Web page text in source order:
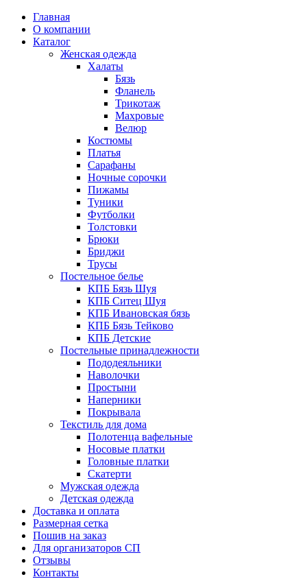
Главная
О компании
Каталог
Женская одежда
Халаты
Бязь
Фланель
Трикотаж
Махровые
Велюр
Костюмы
Платья
Сарафаны
Ночные сорочки
Пижамы
Туники
Футболки
Толстовки
Брюки
Бриджи
Трусы
Постельное белье
КПБ Бязь Шуя
КПБ Ситец Шуя
КПБ Ивановская бязь
КПБ Бязь Тейково
КПБ Детские
Постельные принадлежности
Пододеяльники
Наволочки
Простыни
Наперники
Покрывала
Текстиль для дома
Полотенца вафельные
Носовые платки
Головные платки
Скатерти
Мужская одежда
Детская одежда
Доставка и оплата
Размерная сетка
Пошив на заказ
Для организаторов СП
Отзывы
Контакты